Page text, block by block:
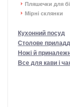
Пляшечки для
Мірні склянки
Кухонний посуд
Столове
Ножі й
Все для кави і